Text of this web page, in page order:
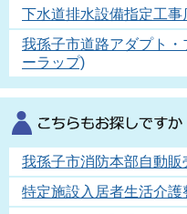
下水道排水設備指定工事
我孫子市道路アダプト
ーラップ)
我孫子市消防本部自動
特定施設入居者生活介